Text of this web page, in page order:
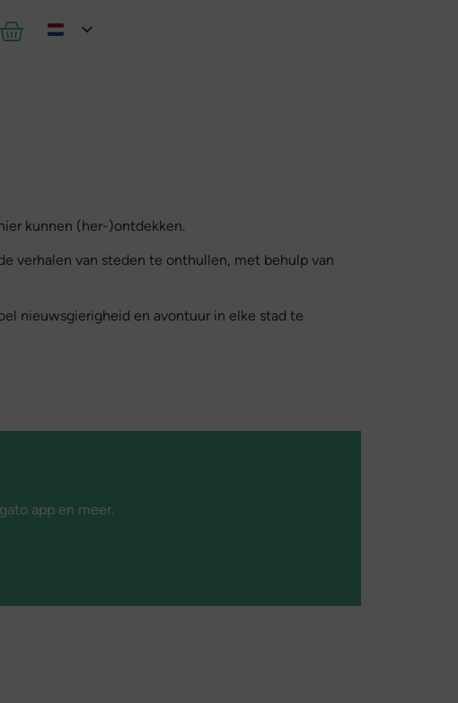
kunnen (her-)ontdekken.
verhalen van steden te onthullen, met behulp van
nieuwsgierigheid en avontuur in elke stad te
app en meer.